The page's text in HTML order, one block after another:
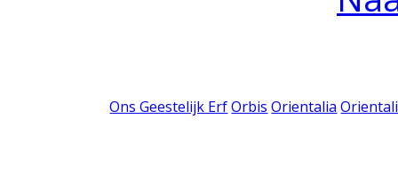
Ons Geestelijk Erf Orbis Orientalia